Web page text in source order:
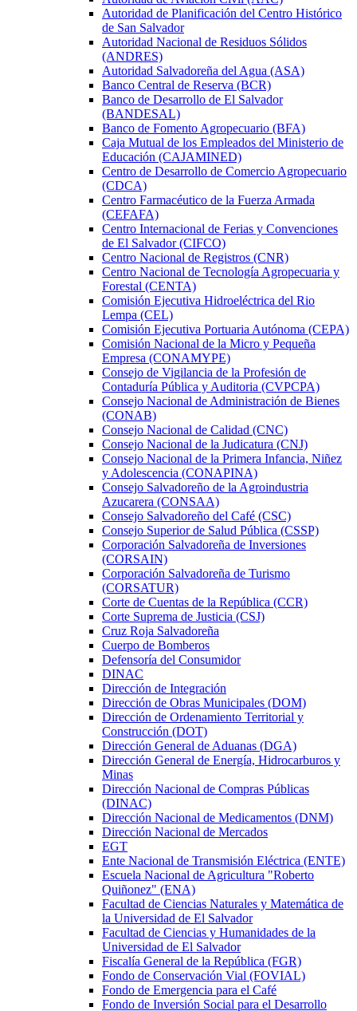
Autoridad de Planificación del Centro Histórico
de San Salvador
Autoridad Nacional de Residuos Sólidos
(ANDRES)
Autoridad Salvadoreña del Agua (ASA)
Banco Central de Reserva (BCR)
Banco de Desarrollo de El Salvador
(BANDESAL)
Banco de Fomento Agropecuario (BFA)
Caja Mutual de los Empleados del Ministerio de
Educación (CAJAMINED)
Centro de Desarrollo de Comercio Agropecuario
(CDCA)
Centro Farmacéutico de la Fuerza Armada
(CEFAFA)
Centro Internacional de Ferias y Convenciones
de El Salvador (CIFCO)
Centro Nacional de Registros (CNR)
Centro Nacional de Tecnología Agropecuaria y
Forestal (CENTA)
Comisión Ejecutiva Hidroeléctrica del Rio
Lempa (CEL)
Comisión Ejecutiva Portuaria Autónoma (CEPA)
Comisión Nacional de la Micro y Pequeña
Empresa (CONAMYPE)
Consejo de Vigilancia de la Profesión de
Contaduría Pública y Auditoria (CVPCPA)
Consejo Nacional de Administración de Bienes
(CONAB)
Consejo Nacional de Calidad (CNC)
Consejo Nacional de la Judicatura (CNJ)
Consejo Nacional de la Primera Infancia, Niñez
y Adolescencia (CONAPINA)
Consejo Salvadoreño de la Agroindustria
Azucarera (CONSAA)
Consejo Salvadoreño del Café (CSC)
Consejo Superior de Salud Pública (CSSP)
Corporación Salvadoreña de Inversiones
(CORSAIN)
Corporación Salvadoreña de Turismo
(CORSATUR)
Corte de Cuentas de la República (CCR)
Corte Suprema de Justicia (CSJ)
Cruz Roja Salvadoreña
Cuerpo de Bomberos
Defensoría del Consumidor
DINAC
Dirección de Integración
Dirección de Obras Municipales (DOM)
Dirección de Ordenamiento Territorial y
Construcción (DOT)
Dirección General de Aduanas (DGA)
Dirección General de Energía, Hidrocarburos y
Minas
Dirección Nacional de Compras Públicas
(DINAC)
Dirección Nacional de Medicamentos (DNM)
Dirección Nacional de Mercados
EGT
Ente Nacional de Transmisión Eléctrica (ENTE)
Escuela Nacional de Agricultura "Roberto
Quiñonez" (ENA)
Facultad de Ciencias Naturales y Matemática de
la Universidad de El Salvador
Facultad de Ciencias y Humanidades de la
Universidad de El Salvador
Fiscalía General de la República (FGR)
Fondo de Conservación Vial (FOVIAL)
Fondo de Emergencia para el Café
Fondo de Inversión Social para el Desarrollo